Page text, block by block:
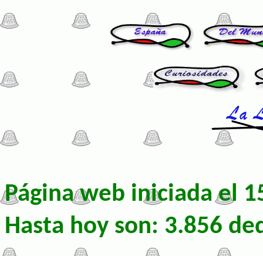
Página web iniciada el
Hasta hoy son: 3.856